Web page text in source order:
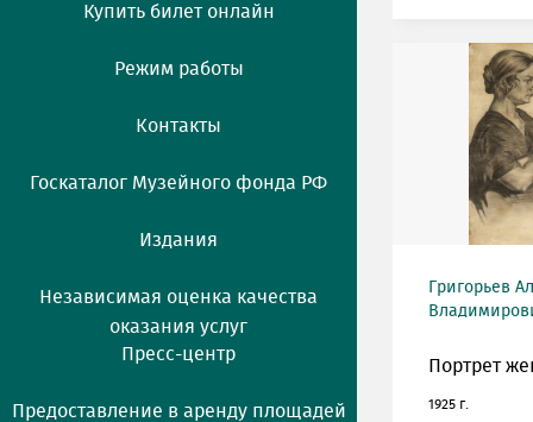
Купить билет онлайн
Режим работы
Контакты
Госкаталог Музейного фонда РФ
Издания
Независимая оценка качества
оказания услуг
Пресс-центр
Предоставление в аренду площадей
Григорьев
Портрет
1925 г.